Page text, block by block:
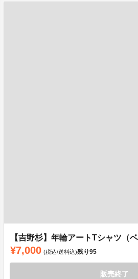
【吉野杉】年輪アートTシャツ（ベ
¥7,000 (税込/送料込)残り95
販売終了